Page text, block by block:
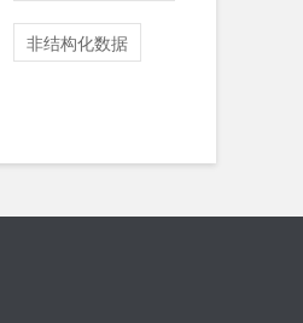
非结构化数据